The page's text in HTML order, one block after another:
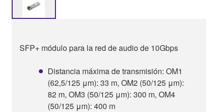
SFP+ módulo para la red de audio de 10Gbps
Distancia máxima de transmisión: OM1
(62,5/125 μm): 33 m, OM2 (50/125 μm):
82 m, OM3 (50/125 μm): 300 m, OM4
(50/125 μm): 400 m